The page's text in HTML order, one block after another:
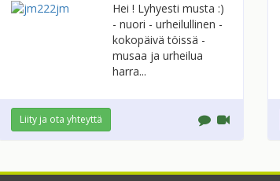
Hei ! Lyhyesti musta :)
- nuori - urheilullinen -
kokopäivä töissä -
musaa ja urheilua
harra...
Liity ja ota yhteyttä